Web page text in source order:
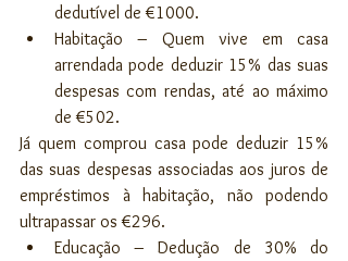
dedutível de €1000.
Habitação – Quem vive em casa
arrendada pode deduzir 15% das suas
despesas com rendas, até ao máximo
de €502.
Já quem comprou casa pode deduzir 15%
das suas despesas associadas aos juros de
empréstimos à habitação, não podendo
ultrapassar os €296.
Educação – Dedução de 30% do